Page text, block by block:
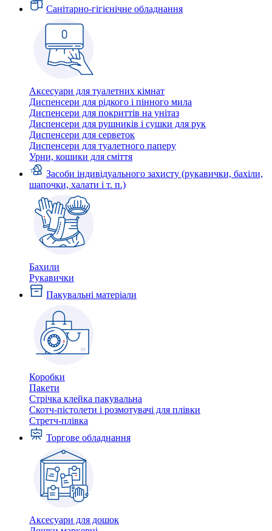
Санітарно-гігієнічне обладнання
Аксесуари для туалетних кімнат
Диспенсери для рідкого і пінного мила
Диспенсери для покриттів на унітаз
Диспенсери для рушників і сушки для рук
Диспенсери для серветок
Диспенсери для туалетного паперу
Урни, кошики для сміття
Засоби індивідуального захисту (рукавички, бахіли,
шапочки, халати і т. п.)
Бахили
Рукавички
Пакувальні матеріали
Коробки
Пакети
Стрічка клейка пакувальна
Скотч-пістолети і розмотувачі для плівки
Стретч-плівка
Торгове обладнання
Аксесуари для дошок